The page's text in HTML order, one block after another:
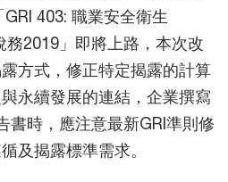
403: 職業安全衛生
務2019」即將上路，本次改
方式，修正特定揭露的計算
永續發展的連結，企業撰寫
書時，應注意最新GRI準則修
及揭露標準需求。